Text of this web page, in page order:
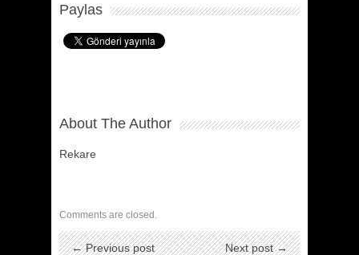
Paylas
About The Author
Rekare
Comments are closed.
← Previous post Next post →